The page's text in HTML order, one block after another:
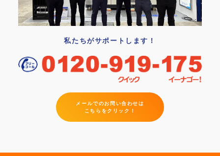
私たちがサポートします！
メールでのお問い合わせは
こちらをクリック！